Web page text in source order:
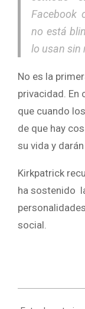
Facebook
no está
lo usan sin
No es la
privacidad. En
que cuando
de que hay
su vida y
Kirkpatrick
ha sostenido
social.